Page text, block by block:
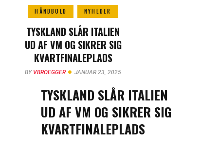
HÅNDBOLD NYHEDER
TYSKLAND SLÅR ITALIEN
UD AF VM OG SIKRER SIG
KVARTFINALEPLADS
BY VBROEGGER JANUAR 23, 2025
TYSKLAND SLÅR ITALIEN
UD AF VM OG SIKRER SIG
KVARTFINALEPLADS